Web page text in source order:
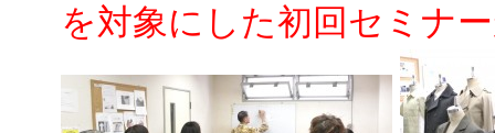
を対象にした初回セミナ